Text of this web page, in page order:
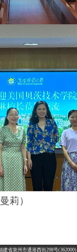
莉）
建省泉州市通港西街298号(362000)